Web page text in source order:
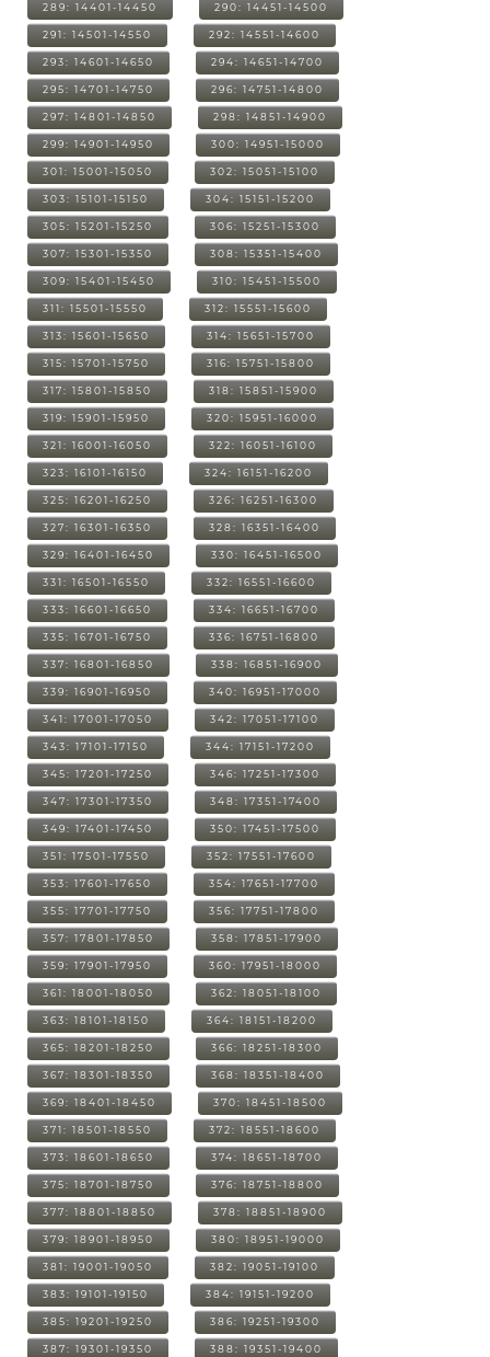
289: 14401-14450 290: 14451-14500
291: 14501-14550 292: 14551-14600
293: 14601-14650 294: 14651-14700
295: 14701-14750 296: 14751-14800
297: 14801-14850 298: 14851-14900
299: 14901-14950 300: 14951-15000
301: 15001-15050 302: 15051-15100
303: 15101-15150 304: 15151-15200
305: 15201-15250 306: 15251-15300
307: 15301-15350 308: 15351-15400
309: 15401-15450 310: 15451-15500
311: 15501-15550 312: 15551-15600
313: 15601-15650 314: 15651-15700
315: 15701-15750 316: 15751-15800
317: 15801-15850 318: 15851-15900
319: 15901-15950 320: 15951-16000
321: 16001-16050 322: 16051-16100
323: 16101-16150 324: 16151-16200
325: 16201-16250 326: 16251-16300
327: 16301-16350 328: 16351-16400
329: 16401-16450 330: 16451-16500
331: 16501-16550 332: 16551-16600
333: 16601-16650 334: 16651-16700
335: 16701-16750 336: 16751-16800
337: 16801-16850 338: 16851-16900
339: 16901-16950 340: 16951-17000
341: 17001-17050 342: 17051-17100
343: 17101-17150 344: 17151-17200
345: 17201-17250 346: 17251-17300
347: 17301-17350 348: 17351-17400
349: 17401-17450 350: 17451-17500
351: 17501-17550 352: 17551-17600
353: 17601-17650 354: 17651-17700
355: 17701-17750 356: 17751-17800
357: 17801-17850 358: 17851-17900
359: 17901-17950 360: 17951-18000
361: 18001-18050 362: 18051-18100
363: 18101-18150 364: 18151-18200
365: 18201-18250 366: 18251-18300
367: 18301-18350 368: 18351-18400
369: 18401-18450 370: 18451-18500
371: 18501-18550 372: 18551-18600
373: 18601-18650 374: 18651-18700
375: 18701-18750 376: 18751-18800
377: 18801-18850 378: 18851-18900
379: 18901-18950 380: 18951-19000
381: 19001-19050 382: 19051-19100
383: 19101-19150 384: 19151-19200
385: 19201-19250 386: 19251-19300
387: 19301-19350 388: 19351-19400